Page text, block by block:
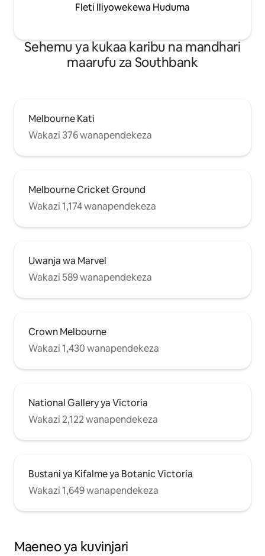
Fleti Iliyowekewa Huduma
Sehemu ya kukaa karibu na mandhari
maarufu za Southbank
Melbourne Kati
Wakazi 376 wanapendekeza
Melbourne Cricket Ground
Wakazi 1,174 wanapendekeza
Uwanja wa Marvel
Wakazi 589 wanapendekeza
Crown Melbourne
Wakazi 1,430 wanapendekeza
National Gallery ya Victoria
Wakazi 2,122 wanapendekeza
Bustani ya Kifalme ya Botanic Victoria
Wakazi 1,649 wanapendekeza
Maeneo ya kuvinjari